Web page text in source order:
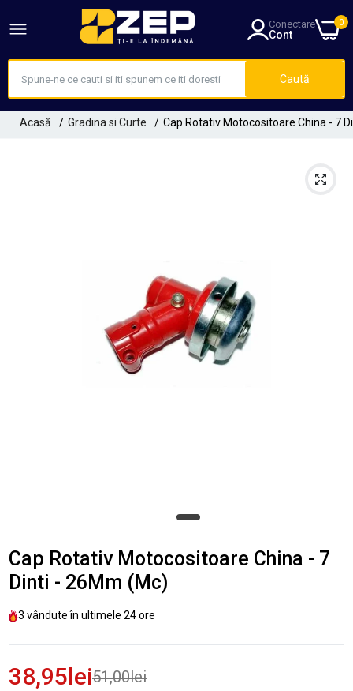
Conectare
Cont
0
Caută
Acasă Gradina si Curte Cap Rotativ Motocositoare China - 7
Cap Rotativ Motocositoare China - 7
Dinti - 26Mm (Mc)
3 vândute în ultimele 24 ore
38,95lei51,00lei